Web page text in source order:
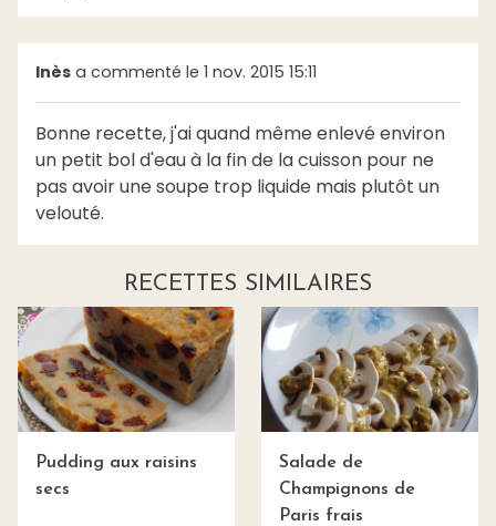
Inès a commenté le 1 nov. 2015 15:11
Bonne recette, j'ai quand même enlevé environ
un petit bol d'eau à la fin de la cuisson pour ne
pas avoir une soupe trop liquide mais plutôt un
velouté.
RECETTES SIMILAIRES
Pudding aux raisins
secs
Salade de
Champignons de
Paris frais